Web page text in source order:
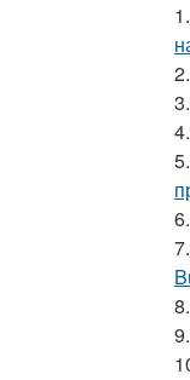
1.
2.
3.
4.
5.
6.
7.
8.
9.